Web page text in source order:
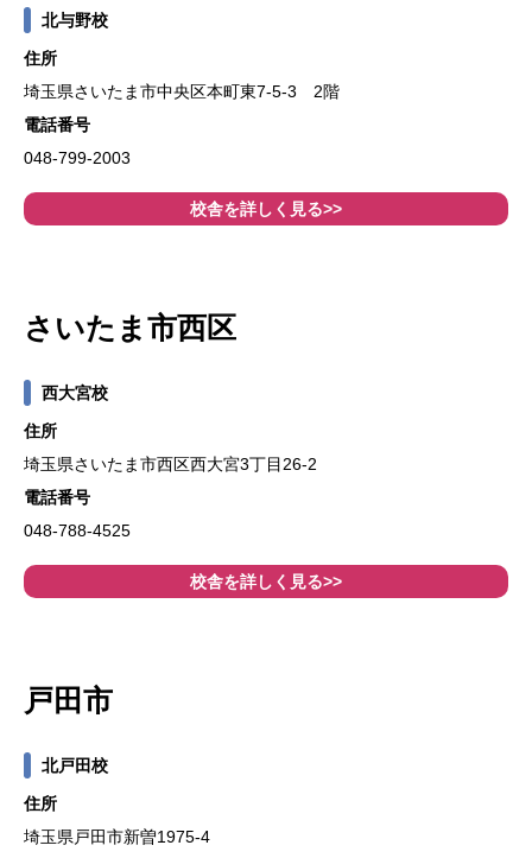
北与野校
住所
埼玉県さいたま市中央区本町東7-5-3 2階
電話番号
048-799-2003
校舎を詳しく見る>>
さいたま市西区
西大宮校
住所
埼玉県さいたま市西区西大宮3丁目26-2
電話番号
048-788-4525
校舎を詳しく見る>>
戸田市
北戸田校
住所
埼玉県戸田市新曽1975-4